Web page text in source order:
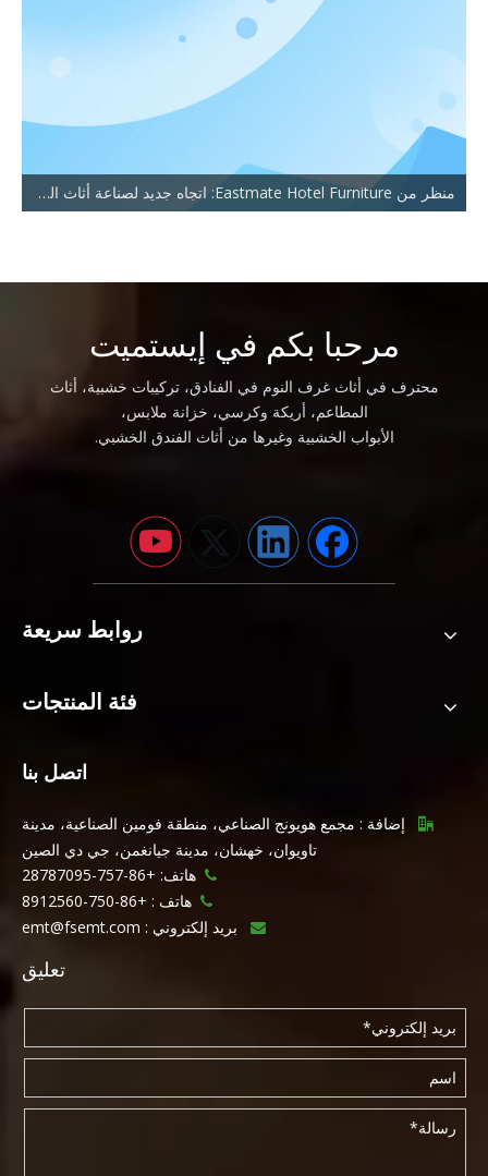
منظر من Eastmate Hotel Furniture: اتجاه جديد لصناعة أثاث الفنادق
مرحبا بكم في إيستميت
محترف في أثاث غرف النوم في الفنادق، تركيبات خشبية، أثاث
المطاعم، أريكة وكرسي، خزانة ملابس،
الأبواب الخشبية وغيرها من أثاث الفندق الخشبي.
روابط سريعة
فئة المنتجات
اتصل بنا

إضافة : مجمع هويونج الصناعي، منطقة فومين الصناعية، مدينة
تاويوان، خهشان، مدينة جيانغمن، جي دي الصين
 هاتف: +86-757-28787095
 هاتف : +86-750-8912560
 بريد إلكتروني : emt@fsemt.com
تعليق